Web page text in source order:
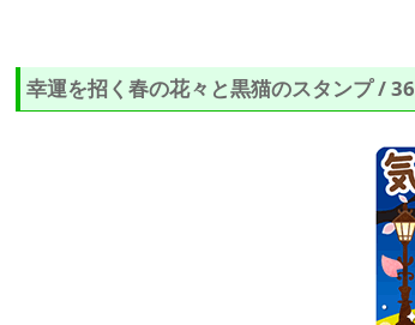
幸運を招く春の花々と黒猫のスタンプ / 36